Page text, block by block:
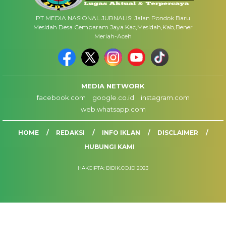
PT MEDIA NASIONAL JURNALIS: Jalan Pondok Baru
Mesidah Desa Cemparam Jaya Kac,Mesidah,Kab,Bener
Meriah-Aceh
MEDIA NETWORK
facebook.com
google.co.id
instagram.com
web.whatsapp.com
HOME REDAKSI INFO IKLAN
DISCLAIMER
HUBUNGI KAMI
HAKCIPTA: BIDIK.CO.ID 2023